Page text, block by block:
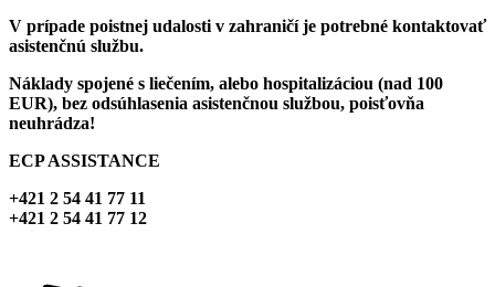
V prípade poistnej udalosti v zahraničí je potrebné kontaktovať
asistenčnú službu.
Náklady spojené s liečením, alebo hospitalizáciou (nad 100
EUR), bez odsúhlasenia asistenčnou službou, poisťovňa
neuhrádza!
ECP ASSISTANCE
+421 2 54 41 77 11
+421 2 54 41 77 12